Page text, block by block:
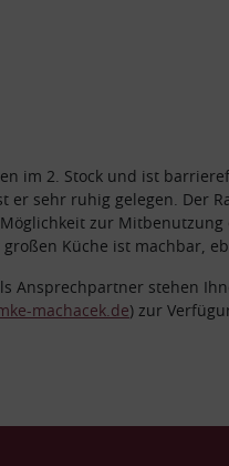
im 2. Stock und ist
er sehr ruhig gelegen.
zur
Küche ist machbar,
Ansprechpartner stehen
machacek.de) zur